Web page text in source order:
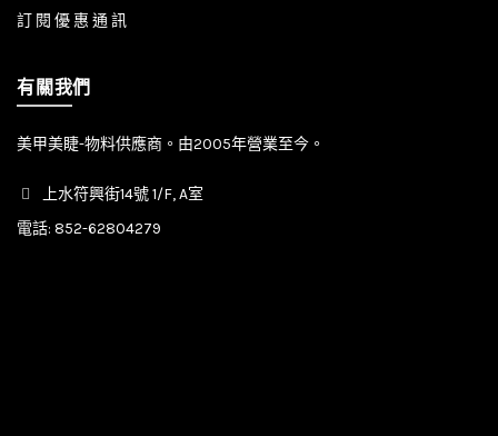
訂 閱 優 惠 通 訊
有關我們
美甲美睫-物料供應商。由2005年營業至今。
上水符興街14號 1/F, A室
電話: 852-62804279